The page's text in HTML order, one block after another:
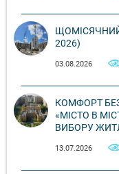
ЩОМІСЯЧНИЙ
2026)
03.08.2026
КОМФОРТ
«МІСТО В
ВИБОРУ
13.07.2026